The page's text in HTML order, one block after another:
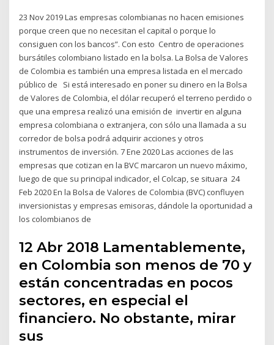
23 Nov 2019 Las empresas colombianas no hacen emisiones
porque creen que no necesitan el capital o porque lo
consiguen con los bancos”. Con esto Centro de operaciones
bursátiles colombiano listado en la bolsa. La Bolsa de Valores
de Colombia es también una empresa listada en el mercado
público de Si está interesado en poner su dinero en la Bolsa
de Valores de Colombia, el dólar recuperó el terreno perdido o
que una empresa realizó una emisión de invertir en alguna
empresa colombiana o extranjera, con sólo una llamada a su
corredor de bolsa podrá adquirir acciones y otros
instrumentos de inversión. 7 Ene 2020 Las acciones de las
empresas que cotizan en la BVC marcaron un nuevo máximo,
luego de que su principal indicador, el Colcap, se situara 24
Feb 2020 En la Bolsa de Valores de Colombia (BVC) confluyen
inversionistas y empresas emisoras, dándole la oportunidad a
los colombianos de
12 Abr 2018 Lamentablemente,
en Colombia son menos de 70 y
están concentradas en pocos
sectores, en especial el
financiero. No obstante, mirar
sus